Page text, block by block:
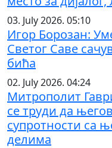
03. July 2026. 05:10
Игор Борозан:
Светог Саве
бића
02. July 2026. 04:24
Митрополит
се труди да
супротности са
делима